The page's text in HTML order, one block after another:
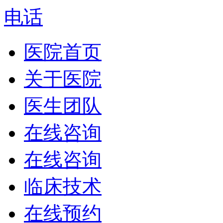
电话
医院首页
关于医院
医生团队
在线咨询
在线咨询
临床技术
在线预约